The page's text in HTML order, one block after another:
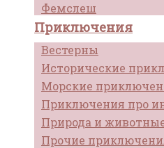
Фемслеш
Приключения
Вестерны
Исторические
Морские
Приключения про
Природа и
Прочие